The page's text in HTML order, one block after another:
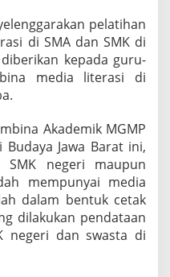
pelatihan
di SMA dan SMK di
kepada guru-
media literasi di
Akademik MGMP
Jawa Barat ini,
negeri maupun
mempunyai media
dalam bentuk cetak
dilakukan pendataan
negeri dan swasta di